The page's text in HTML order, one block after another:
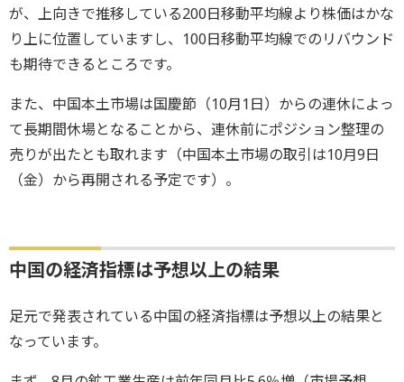
が、上向きで推移している200日移動平均線より株価はかな
り上に位置していますし、100日移動平均線でのリバウンド
も期待できるところです。
また、中国本土市場は国慶節（10月1日）からの連休によっ
て長期間休場となることから、連休前にポジション整理の
売りが出たとも取れます（中国本土市場の取引は10月9日
（金）から再開される予定です）。
中国の経済指標は予想以上の結果
足元で発表されている中国の経済指標は予想以上の結果と
なっています。